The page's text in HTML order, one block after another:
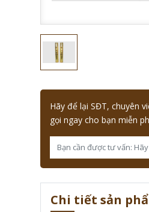
Hãy để lại SĐT, chuyên
gọi ngay cho bạn miễn
Chi tiết sản